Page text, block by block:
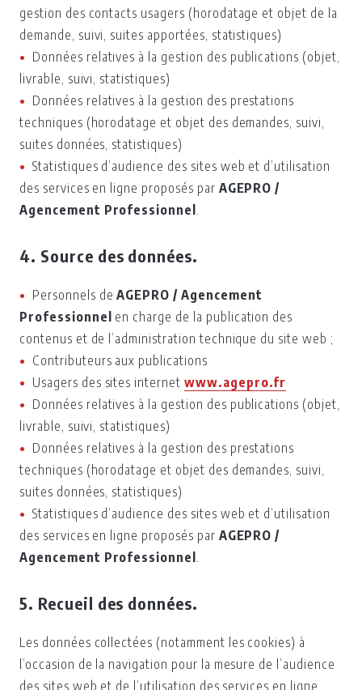
gestion des contacts usagers (horodatage et objet de la
demande, suivi, suites apportées, statistiques)
Données relatives à la gestion des publications (objet,
livrable, suivi, statistiques)
Données relatives à la gestion des prestations
techniques (horodatage et objet des demandes, suivi,
suites données, statistiques)
Statistiques d’audience des sites web et d’utilisation
des services en ligne proposés par AGEPRO /
Agencement Professionnel .
4. Source des données.
Personnels deAGEPRO / Agencement
Professionnel en charge de la publication des
contenus et de l’administration technique du site web ;
Contributeurs aux publications
Usagers des sites internet www.agepro.fr
Données relatives à la gestion des publications (objet,
livrable, suivi, statistiques)
Données relatives à la gestion des prestations
techniques (horodatage et objet des demandes, suivi,
suites données, statistiques)
Statistiques d’audience des sites web et d’utilisation
des services en ligne proposés par AGEPRO /
Agencement Professionnel .
5. Recueil des données.
Les données collectées (notamment les cookies) à
l’occasion de la navigation pour la mesure de l’audience
des sites web et de l’utilisation des services en ligne